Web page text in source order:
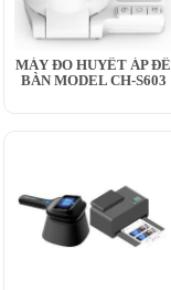
MÁY ĐO HUYẾT ÁP ĐỂ
BÀN MODEL CH-S603